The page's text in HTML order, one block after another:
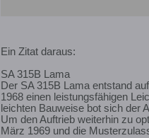
Ein Zitat daraus:
SA 315B Lama
Der SA 315B Lama entstand
1968 einen leistungsfähigen
leichten Bauweise bot sich der
Um den Auftrieb weiterhin zu
März 1969 und die